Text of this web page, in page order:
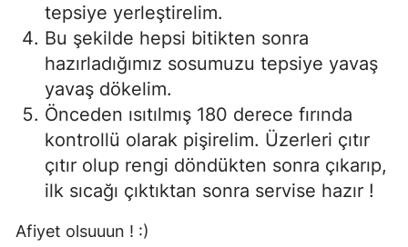
tepsiye yerleştirelim.
Bu şekilde hepsi bitikten sonra
hazırladığımız sosumuzu tepsiye yavaş
yavaş dökelim.
Önceden ısıtılmış 180 derece fırında
kontrollü olarak pişirelim. Üzerleri çıtır
çıtır olup rengi döndükten sonra çıkarıp,
ilk sıcağı çıktıktan sonra servise hazır !
Afiyet olsuuun ! :)